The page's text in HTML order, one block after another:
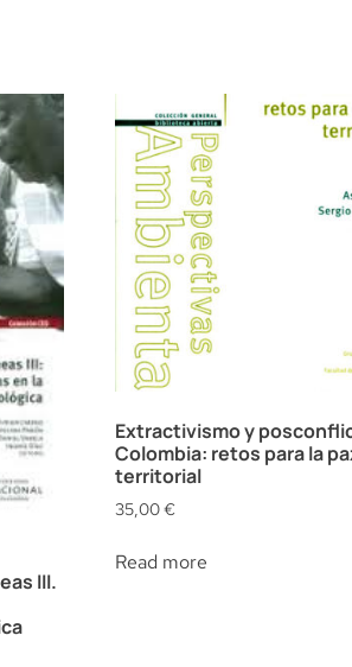
III.
Extractivismo y
Colombia: retos para la
territorial
35,00€
Read more